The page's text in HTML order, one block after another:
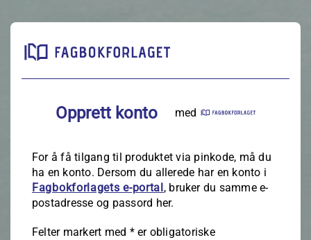
Opprett konto med
For å få tilgang til produktet via pinkode, må du
ha en konto. Dersom du allerede har en konto i
Fagbokforlagets e‑portal, bruker du samme e-
postadresse og passord her.
Felter markert med *er obligatoriske